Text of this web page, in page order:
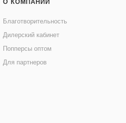
О КОМПАНИИ
Благотворительность
Дилерский кабинет
Попперсы оптом
Для партнеров